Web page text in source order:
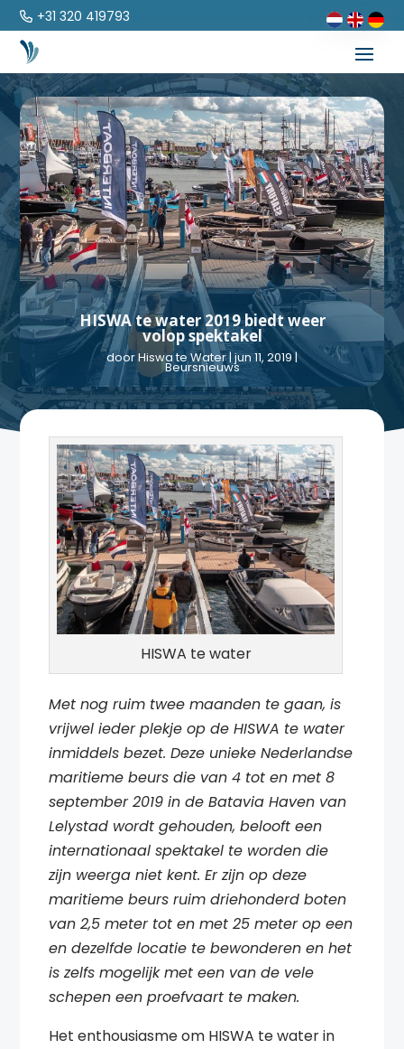
+31 320 419793
HISWA te water 2019 biedt weer
volop spektakel
doorHiswa te Water|jun 11, 2019|
Beursnieuws
HISWA te water
Met nog ruim twee maanden te gaan, is
vrijwel ieder plekje op de HISWA te water
inmiddels bezet. Deze unieke Nederlandse
maritieme beurs die van 4 tot en met 8
september 2019 in de Batavia Haven van
Lelystad wordt gehouden, belooft een
internationaal spektakel te worden die
zijn weerga niet kent. Er zijn op deze
maritieme beurs ruim driehonderd boten
van 2,5 meter tot en met 25 meter op een
en dezelfde locatie te bewonderen en het
is zelfs mogelijk met een van de vele
schepen een proefvaart te maken.
Het enthousiasme om HISWA te water in